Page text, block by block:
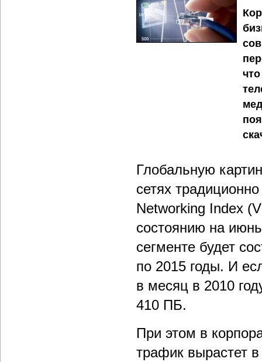
Глобальную
сетях
Networking Index
состоянию на
сегменте будет
по 2015 годы. И
в месяц в 2010
410 ПБ.
При этом в
трафик вырастет